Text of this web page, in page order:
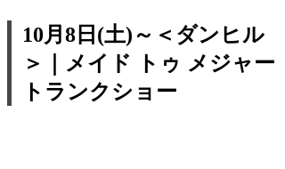
10月8日(土)～＜ダンヒル
＞｜メイド トゥ メジャー
トランクショー